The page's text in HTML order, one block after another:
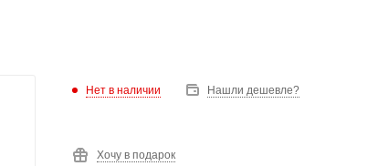
Нет в наличии Нашли дешевле?
Хочу в подарок